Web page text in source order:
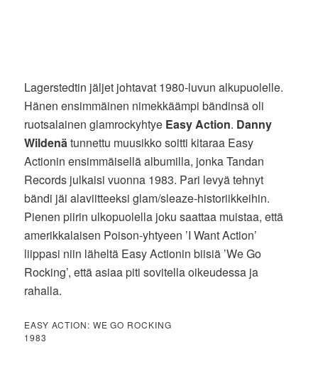
Lagerstedtin jäljet johtavat 1980-luvun alkupuolelle.
Hänen ensimmäinen nimekkäämpi bändinsä oli
ruotsalainen glamrockyhtye Easy Action. Danny
Wildenätunnettu muusikko soitti kitaraa Easy
Actionin ensimmäisellä albumilla, jonka Tandan
Records julkaisi vuonna 1983. Pari levyä tehnyt
bändi jäi alaviitteeksi glam/sleaze-historiikkeihin.
Pienen piirin ulkopuolella joku saattaa muistaa, että
amerikkalaisen Poison-yhtyeen ’I Want Action’
liippasi niin läheltä Easy Actionin biisiä ’We Go
Rocking’, että asiaa piti sovitella oikeudessa ja
rahalla.
EASY ACTION: WE GO ROCKING
1983